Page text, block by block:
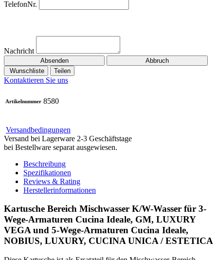
TelefonNr.
Nachricht
Absenden
Abbruch
Wunschliste
Teilen
Kontaktieren Sie uns
Artikelnummer 8580
Versandbedingungen
Versand bei Lagerware 2-3 Geschäftstage
bei Bestellware separat ausgewiesen.
Beschreibung
Spezifikationen
Reviews & Rating
Herstellerinformationen
Kartusche Bereich Mischwasser K/W-Wasser für 3-
Wege-Armaturen Cucina Ideale, GM, LUXURY
VEGA und 5-Wege-Armaturen Cucina Ideale,
NOBIUS, LUXURY, CUCINA UNICA / ESTETICA